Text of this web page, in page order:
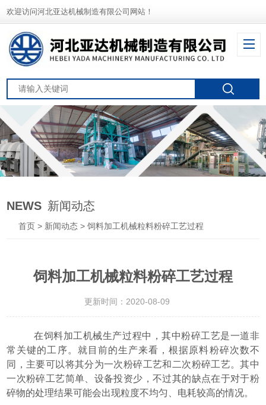
欢迎访问河北亚达机械制造有限公司网站！
NEWS 新闻动态
首页 > 新闻动态 > 饲料加工机械粒料粉碎工艺过程
饲料加工机械粒料粉碎工艺过程
更新时间：2020-08-09
在饲料加工机械生产过程中，其中粉碎工艺是一道非
常关键的工序。就目前的生产来看，根据原料粉碎次数不
同，主要可以将其分为一次粉碎工艺和二次粉碎工艺。其中
一次粉碎工艺简单、设备投资少， 不过其的缺点在于对于粉
碎物的处理结果可能会出现粒度不均匀、电耗较高的情况。